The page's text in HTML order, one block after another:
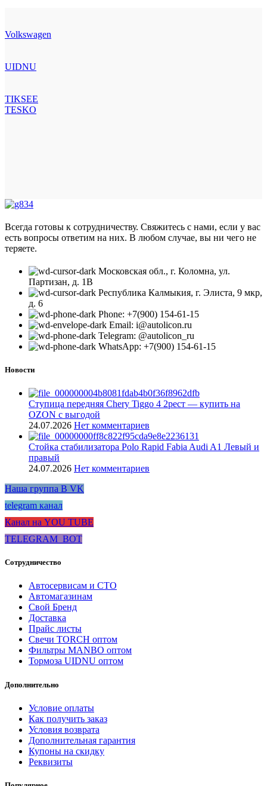
Volkswagen
UIDNU
TIKSEE
TESKO
Всегда готовы к сотрудничеству. Свяжитесь с нами, если у вас
есть вопросы ответим на них. В любом случае, вы ни чего не
теряете.
Московская обл., г. Коломна, ул.
Партизан, д. 1В
Республика Калмыкия, г. Элиста, 9 мкр,
д. 6
Phone: +7(900) 154-61-15
Email: i@autolicon.ru
Telegram: @autolicon_ru
WhatsApp: +7(900) 154-61-15
Новости
Ступица передняя Chery Tiggo 4 2рест — купить на
OZON с выгодой
24.07.2026 Нет комментариев
Стойка стабилизатора Polo Rapid Fabia Audi A1 Левый и
правый
24.07.2026 Нет комментариев
Наша группа В VK
telegram канал
Канал на YOU TUBE
TELEGRAM_BOT
Сотрудничество
Автосервисам и СТО
Автомагазинам
Свой Бренд
Доставка
Прайс листы
Свечи TORCH оптом
Фильтры MANBO оптом
Тормоза UIDNU оптом
Дополнительно
Условие оплаты
Как получить заказ
Условия возврата
Дополнительная гарантия
Купоны на скидку
Реквизиты